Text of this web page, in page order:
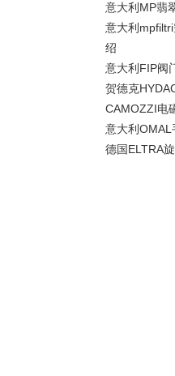
意大利MP翡
意大利
绍
意大利FIP阀
贺德克
CAMOZZI电
意大利OMAL
德国ELTRA